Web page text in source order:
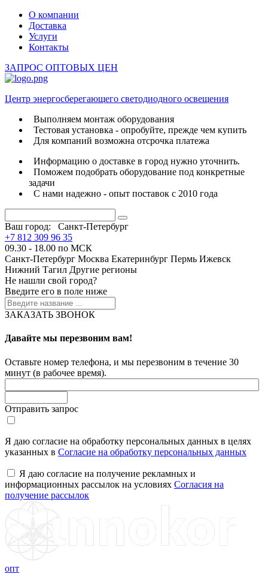
О компании
Доставка
Услуги
Контакты
ЗАПРОС ОПТОВЫХ ЦЕН
Центр энергосберегающего светодиодного освещения
Выполняем монтаж оборудования
Тестовая установка - опробуйте, прежде чем купить
Для компаний возможна отсрочка платежа
Информацию о доставке в город нужно уточнить.
Поможем подобрать оборудование под конкретные
задачи
С нами надежно - опыт поставок с 2010 года
Ваш город:
Санкт-Петербург
+7 812 309 96 35
09.30 - 18.00 по МСК
Санкт-Петербург Москва Екатеринбург Пермь Ижевск
Нижний Тагил Другие регионы
Не нашли свой город?
Введите его в поле ниже
ЗАКАЗАТЬ ЗВОНОК
Давайте мы перезвоним вам!
Оставьте номер телефона, и мы перезвоним в течение 30
минут (в рабочее время).
Отправить запрос
Я даю согласие на обработку персональных данных в целях
указанных в Согласие на обработку персональных данных
Я даю согласие на получение рекламных и
информационных рассылок на условиях Согласия на
получение рассылок
опт